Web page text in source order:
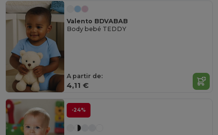
Valento BDVABAB
Body bebé TEDDY
A partir de:
4,11 €
-24%